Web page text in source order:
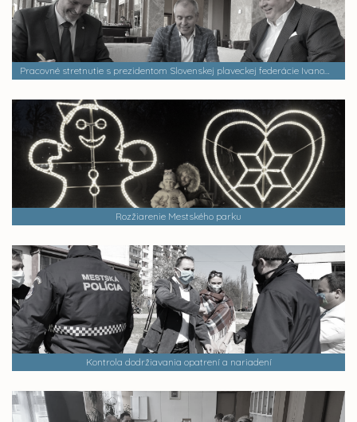
Pracovné stretnutie s prezidentom Slovenskej plaveckej federácie Ivanom Šulekom
Rozžiarenie Mestského parku
Kontrola dodržiavania opatrení a nariadení